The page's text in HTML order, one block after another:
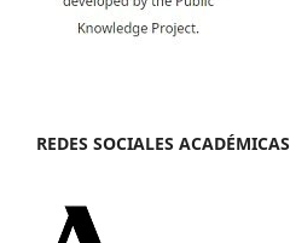
REDES SOCIALES ACADÉMICAS